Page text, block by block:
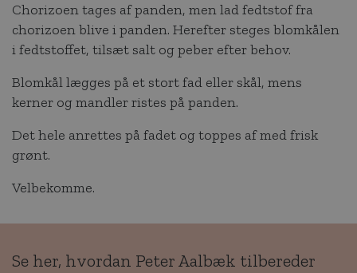
Chorizoen tages af panden, men lad fedtstof fra
chorizoen blive i panden. Herefter steges blomkålen
i fedtstoffet, tilsæt salt og peber efter behov.
Blomkål lægges på et stort fad eller skål, mens
kerner og mandler ristes på panden.
Det hele anrettes på fadet og toppes af med frisk
grønt.
Velbekomme.
Se her, hvordan Peter Aalbæk tilbereder